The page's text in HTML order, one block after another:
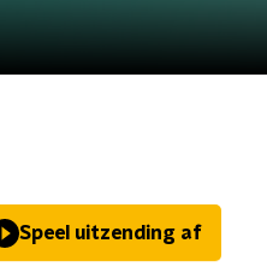
Speel uitzending af